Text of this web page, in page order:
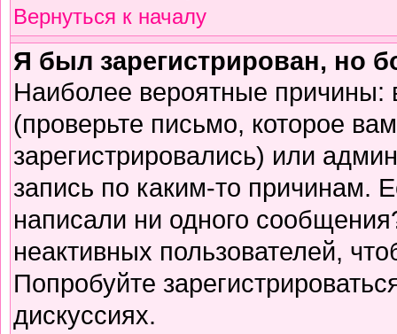
Вернуться к началу
Я был зарегистрирован, но
Наиболее вероятные причины:
(проверьте письмо, которое
зарегистрировались) или
запись по каким-то причинам.
написали ни одного
неактивных пользователей,
Попробуйте
дискуссиях.